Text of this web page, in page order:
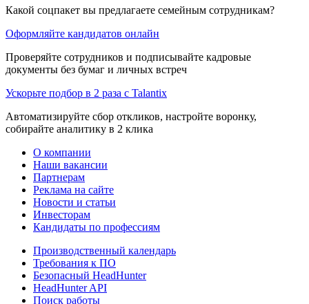
Какой соцпакет вы предлагаете семейным сотрудникам?
Оформляйте кандидатов онлайн
Проверяйте сотрудников и подписывайте кадровые
документы без бумаг и личных встреч
Ускорьте подбор в 2 раза с Talantix
Автоматизируйте сбор откликов, настройте воронку,
собирайте аналитику в 2 клика
О компании
Наши вакансии
Партнерам
Реклама на сайте
Новости и статьи
Инвесторам
Кандидаты по профессиям
Производственный календарь
Требования к ПО
Безопасный HeadHunter
HeadHunter API
Поиск работы